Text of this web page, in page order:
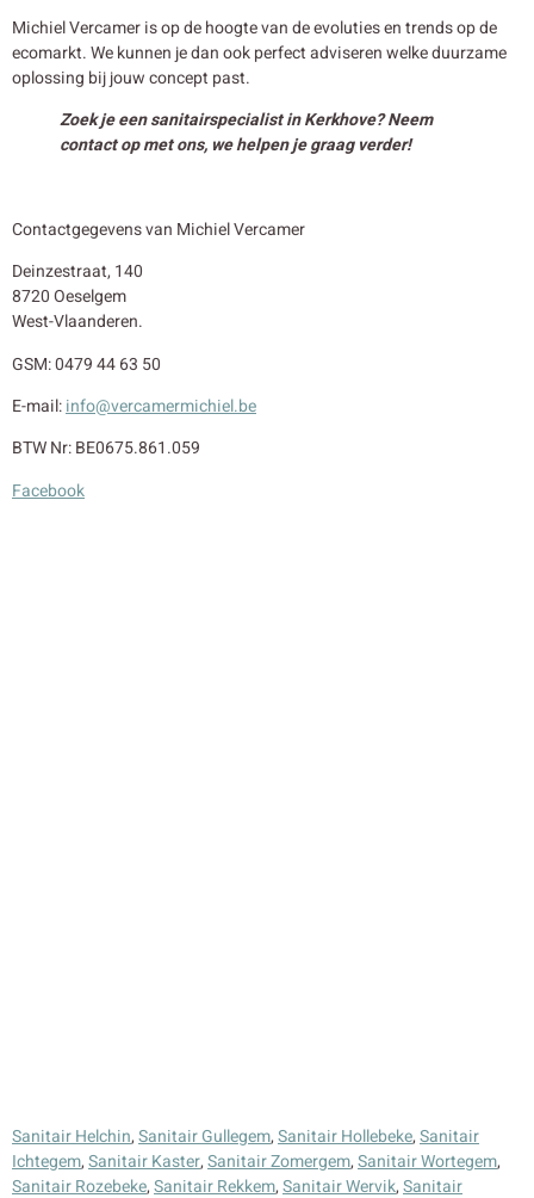
Michiel Vercamer is op de hoogte van de evoluties en trends op de
ecomarkt. We kunnen je dan ook perfect adviseren welke duurzame
oplossing bij jouw concept past.
Zoek je een sanitairspecialist in Kerkhove? Neem
contact op met ons, we helpen je graag verder!
Contactgegevens van Michiel Vercamer
Deinzestraat, 140
8720 Oeselgem
West-Vlaanderen.
GSM: 0479 44 63 50
E-mail:info@vercamermichiel.be
BTW Nr: BE0675.861.059
Facebook
Sanitair Helchin,Sanitair Gullegem,Sanitair Hollebeke,Sanitair
Ichtegem,Sanitair Kaster,Sanitair Zomergem,Sanitair Wortegem,
Sanitair Rozebeke,Sanitair Rekkem,Sanitair Wervik,Sanitair